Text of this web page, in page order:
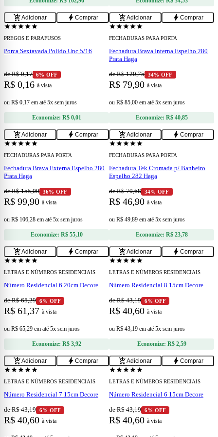
add_shopping_cartAdicionar bolt Comprar add_shopping_cartAdicionar bolt Comprar
starstarstarstarstar
PREGOS E PARAFUSOS
Porca Sextavada Polido Unc 5/16
de R$ 0,17 6% OFF
R$ 0,16 à vista
ou R$ 0,17 em até 5x sem juros
Economize: R$ 0,01
add_shopping_cartAdicionar bolt Comprar
starstarstarstarstar
FECHADURAS PARA PORTA
Fechadura Brava Interna Espelho 280
Prata Haga
de R$ 120,75 34% OFF
R$ 79,90 à vista
ou R$ 85,00 em até 5x sem juros
Economize: R$ 40,85
add_shopping_cartAdicionar bolt Comprar
starstarstarstarstar
FECHADURAS PARA PORTA
Fechadura Brava Externa Espelho 280
Prata Haga
de R$ 155,00 36% OFF
R$ 99,90 à vista
ou R$ 106,28 em até 5x sem juros
Economize: R$ 55,10
add_shopping_cartAdicionar bolt Comprar
starstarstarstarstar
FECHADURAS PARA PORTA
Fechadura Tek Cromada p/ Banheiro
Espelho 282 Haga
de R$ 70,68 34% OFF
R$ 46,90 à vista
ou R$ 49,89 em até 5x sem juros
Economize: R$ 23,78
add_shopping_cartAdicionar bolt Comprar
starstarstarstarstar
LETRAS E NÚMEROS RESIDENCIAIS
Número Residencial 6 20cm Decore
de R$ 65,29 6% OFF
R$ 61,37 à vista
ou R$ 65,29 em até 5x sem juros
Economize: R$ 3,92
add_shopping_cartAdicionar bolt Comprar
starstarstarstarstar
LETRAS E NÚMEROS RESIDENCIAIS
Número Residencial 8 15cm Decore
de R$ 43,19 6% OFF
R$ 40,60 à vista
ou R$ 43,19 em até 5x sem juros
Economize: R$ 2,59
add_shopping_cartAdicionar bolt Comprar
starstarstarstarstar
LETRAS E NÚMEROS RESIDENCIAIS
Número Residencial 7 15cm Decore
de R$ 43,19 6% OFF
R$ 40,60 à vista
starstarstarstarstar
LETRAS E NÚMEROS RESIDENCIAIS
Número Residencial 6 15cm Decore
de R$ 43,19 6% OFF
R$ 40,60 à vista